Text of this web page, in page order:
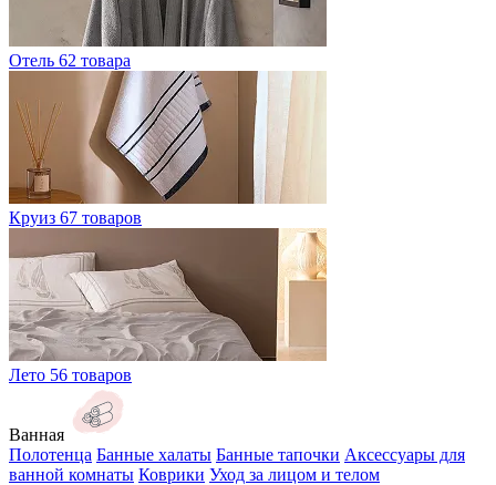
Отель 62 товара
Круиз 67 товаров
Лето 56 товаров
Ванная
Полотенца Банные халаты Банные тапочки Аксессуары для
ванной комнаты Коврики Уход за лицом и телом